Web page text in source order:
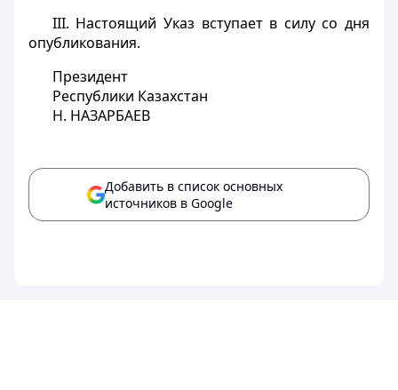
III. Настоящий Указ вступает в силу со дня
опубликования.
Президент
Республики Казахстан
Н. НАЗАРБАЕВ
Добавить в список основных
источников в Google